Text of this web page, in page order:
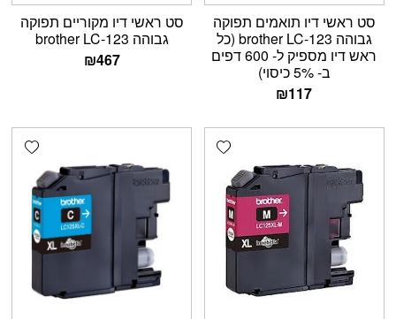
סט ראשי דיו תואמים תפוקה
גבוהה brother LC-123 (כל
ראש דיו מספיק ל- 600 דפים
ב- 5% כיסוי)
₪117
סט ראשי דיו מקוריים תפוקה
גבוהה brother LC-123
₪467
Add wishlist